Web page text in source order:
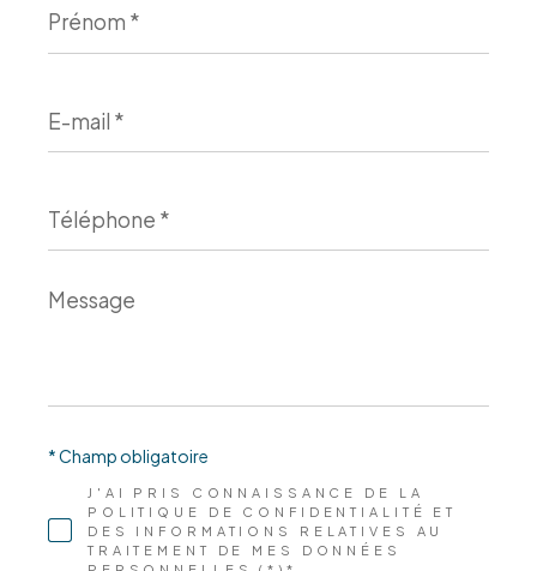
*
mail
*
*
Message
*
J'AI PRIS CONNAISSANCE DE LA
POLITIQUE DE CONFIDENTIALITÉ ET
DES INFORMATIONS RELATIVES AU
TRAITEMENT DE MES DONNÉES
* Champ obligatoire